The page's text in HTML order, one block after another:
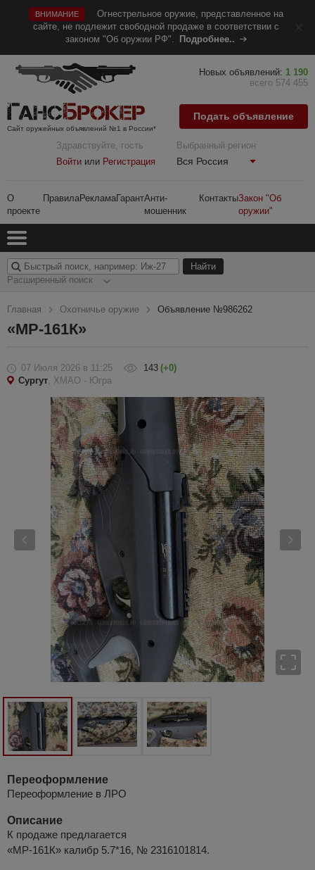
ВНИМАНИЕ
Огнестрельное оружие, представленное на
сайте, не подлежит свободной продаже в соответствии с
законом "Об оружии РФ".
Подробнее..
Сайт оружейных объявлений №1 в России*
Здравствуйте, гость
Войти или Регистрация
Выбранный регион
Вся Россия
О
проекте
ПравилаРекламаГарантАнти-
мошенник
КонтактыЗакон "Об
оружии"
Новых объявлений: 1 190
всего 574 455
Подать объявление
Расширенный поиск
Главная Охотничье оружие Объявление №986262
«МP-161К»
07 Июля 2026 в 11:25 143 (+0)
Сургут, ХМАО - Югра
Переоформление
Переоформление в ЛРО
Описание
К продаже предлагается
«МP-161К» калибр 5.7*16, № 2316101814.